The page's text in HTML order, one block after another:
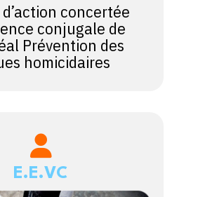
concertée
conjugale de
Prévention des
homicidaires
E.E.VC